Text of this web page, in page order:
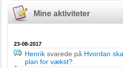
Mine aktiviteter
23-08-2017
Henrik svarede på Hvordan
plan for vækst?